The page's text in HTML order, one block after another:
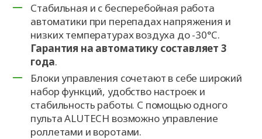
Стабильная и с бесперебойная работа
автоматики при перепадах напряжения и
низких температурах воздуха до -30°C.
Гарантия на автоматику составляет 3
года.
Блоки управления сочетают в себе широкий
набор функций, удобство настроек и
стабильность работы. С помощью одного
пульта ALUTECH возможно управление
роллетами и воротами.